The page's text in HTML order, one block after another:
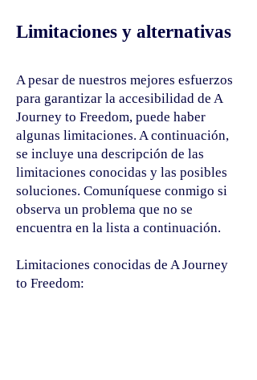
Limitaciones y alternativas
A pesar de nuestros mejores esfuerzos
para garantizar la accesibilidad de A
Journey to Freedom, puede haber
algunas limitaciones. A continuación,
se incluye una descripción de las
limitaciones conocidas y las posibles
soluciones. Comuníquese conmigo si
observa un problema que no se
encuentra en la lista a continuación.
Limitaciones conocidas de A Journey
to Freedom: